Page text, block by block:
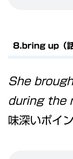
8.bring up（話
She
during the
味深いポイ